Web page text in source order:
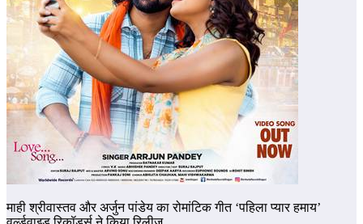
माही श्रीवास्तव और अर्जुन पांडेय का रोमांटिक गीत ‘पहिला प्यार हमाय’